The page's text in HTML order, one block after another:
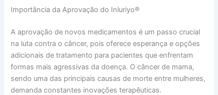
Importância da Aprovação do Inluriyo®
A aprovação de novos medicamentos é um passo crucial
na luta contra o câncer, pois oferece esperança e opções
adicionais de tratamento para pacientes que enfrentam
formas mais agressivas da doença. O câncer de mama,
sendo uma das principais causas de morte entre mulheres,
demanda constantes inovações terapêuticas.